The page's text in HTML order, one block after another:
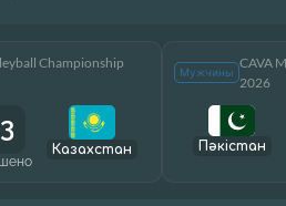
Championship
Казахстан
Мужчины
CAVA
2026
Пәкістан